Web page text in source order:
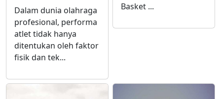
Dalam dunia olahraga
profesional, performa
atlet tidak hanya
ditentukan oleh faktor
fisik dan tek...
Basket ...